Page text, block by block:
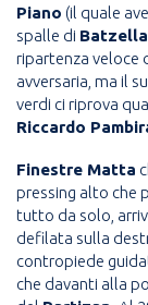
Piano (il quale
spalle di Batzella
ripartenza veloce
avversaria, ma il
verdi ci riprova
Riccardo
Finestre Matta
pressing alto che
tutto da solo,
defilata sulla
contropiede
che davanti alla